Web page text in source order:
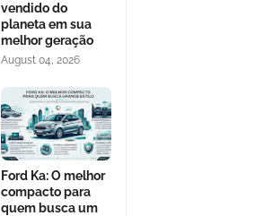
vendido do
planeta em sua
melhor geração
August 04, 2026
Ford Ka: O melhor
compacto para
quem busca um